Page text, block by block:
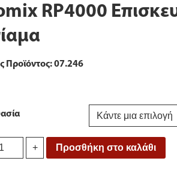
RP4000
Προϊόντος: 07.246
+ Προσθήκη στο καλάθι